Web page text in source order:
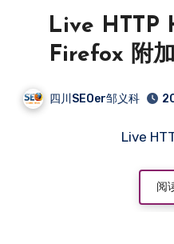
Live HTTP
Firefox 附
四川SEOer邹义科
Live
阅